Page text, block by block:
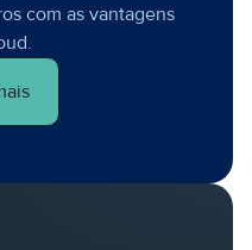
com as vantagens